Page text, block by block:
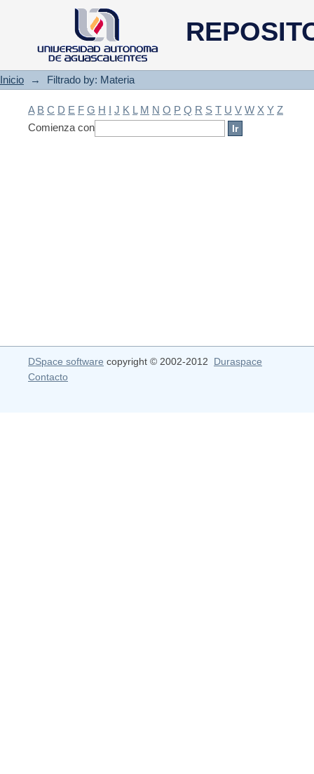
Filtrado by: Materia
Inicio → Filtrado by: Materia
A B C D E F G H I J K L M N O P Q R S T U V W X Y Z
Comienza con
DSpace software copyright © 2002-2012 Duraspace
Contacto